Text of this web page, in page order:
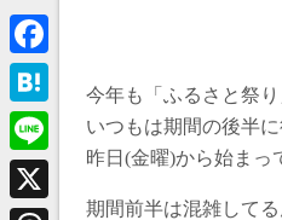
ッ
プ
今年も「ふるさと祭
いつもは期間の後半
昨日(金曜)から始まっ
期間前半は混雑して
F
a
c
e
H
a
t
L
i